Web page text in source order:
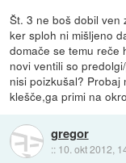
Št. 3 ne boš dobil ven
ker sploh ni mišljeno
domače se temu reče
novi ventili so
nisi poizkušal? Probaj
klešče,ga primi na
gregor
:: 10. okt 2012,